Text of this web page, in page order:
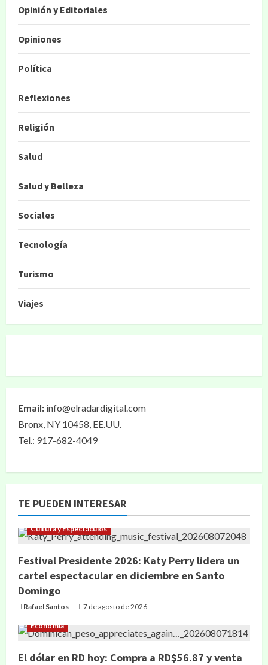
Opinión y Editoriales
Opiniones
Política
Reflexiones
Religión
Salud
Salud y Belleza
Sociales
Tecnología
Turismo
Viajes
Email: info@elradardigital.com
Bronx, NY 10458, EE.UU.
Tel.: 917-682-4049
TE PUEDEN INTERESAR
Cultura y Espectáculos
Festival Presidente 2026: Katy Perry lidera un
cartel espectacular en diciembre en Santo
Domingo
Rafael Santos 7 de agosto de 2026
Economía
El dólar en RD hoy: Compra a RD$56.87 y venta